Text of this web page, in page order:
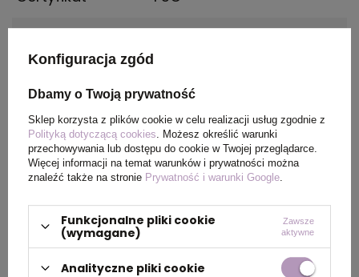
produktu
Kolor Jasny naturalny
PAKOWANIE
Wymiary
kartonu
zewnętrznego
0.435x0.3x0.165
Konfiguracja zgód
Dbamy o Twoją prywatność
Sklep korzysta z plików cookie w celu realizacji usług zgodnie z
Polityką dotyczącą cookies . Możesz określić warunki
przechowywania lub dostępu do cookie w Twojej przeglądarce.
Więcej informacji na temat warunków i prywatności można
znaleźć także na stronie Prywatność i warunki Google
Funkcjonalne pliki cookie
(wymagane)
Zawsze
aktywne
Analityczne pliki cookie